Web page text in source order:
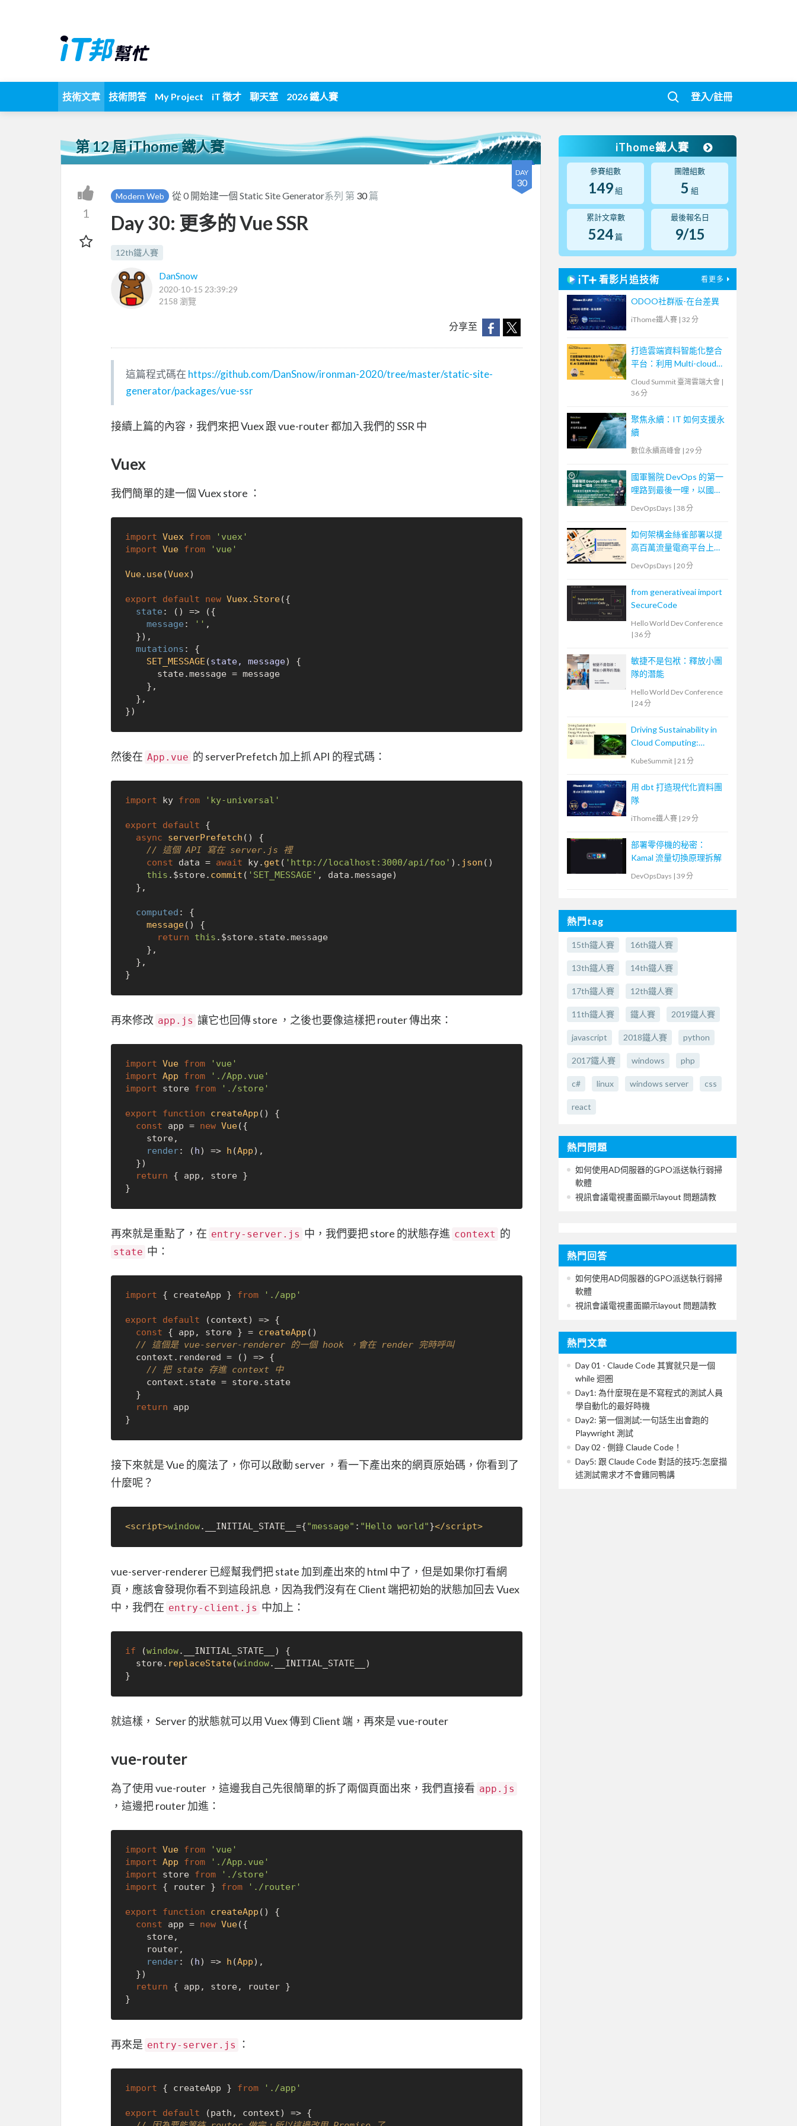
技術文章 技術問答 My Project iT 徵才 聊天室 2026 鐵人賽 登入/註冊
第 12 屆 iThome 鐵人賽
DAY
30
1
Modern Web 從 0 開始建一個 Static Site Generator系列 第 30篇
Day 30: 更多的 Vue SSR
12th鐵人賽
DanSnow
2020-10-15 23:39:29
2158 瀏覽
分享至
這篇程式碼在 https://github.com/DanSnow/ironman-2020/tree/master/static-site-
generator/packages/vue-ssr
接續上篇的內容，我們來把 Vuex 跟 vue-router 都加入我們的 SSR 中
Vuex
我們簡單的建一個 Vuex store ：
import Vuex from
'vuex'
import Vue from 'vue'
Vue. use(Vuex)
export default new Vuex. Store({
state : () => ({
message : '' ,
mutations : {
SET_MESSAGE (state, message) {
      state.
message = message
然後在 App.vue 的 serverPrefetch 加上抓 API 的程式碼：
import ky from 'ky-universal'
export default {
async
serverPrefetch ( ) {
// 這個 API 寫在 server.js 裡
const data = await ky. get ( 'http://localhost:3000/api/foo' ). json ()
this . $store. commit ( 'SET_MESSAGE' , data.message)
computed : {
message( ) {
return
this . $store. state.message
再來修改 app.js 讓它也回傳 store ，之後也要像這樣把 router 傳出來：
import Vue from
'vue'
import App from
'./App.vue'
import store from './store'
export function createApp ( ) {
const app = new Vue({
render: (h) => h (App),
return { app, store }
再來就是重點了，在 entry-server.js 中，我們要把 store 的狀態存進 context 的
state 中：
import { createApp } from './app'
export default (context) => {
const { app, store } = createApp ()
// 這個是 vue-server-renderer 的一個 hook ，會在 render 完時呼叫
  context.
rendered = () => {
// 把 state 存進 context 中
    context.
state = store. state
return app
接下來就是 Vue 的魔法了，你可以啟動 server ，看一下產出來的網頁原始碼，你看到了
什麼呢？
<script>window. __INITIAL_STATE__ ={"message" : "Hello world"}</script>
vue-server-renderer 已經幫我們把 state 加到產出來的 html 中了，但是如果你打看網
頁，應該會發現你看不到這段訊息，因為我們沒有在 Client 端把初始的狀態加回去 Vuex
中，我們在 entry-client.js 中加上：
if (window. __INITIAL_STATE__
) {
  store.
replaceState(window. __INITIAL_STATE__
)
就這樣， Server 的狀態就可以用 Vuex 傳到 Client 端，再來是 vue-router
vue-router
為了使用 vue-router ，這邊我自己先很簡單的拆了兩個頁面出來，我們直接看 app.js
，這邊把 router 加進：
import Vue from
'vue'
import App from
'./App.vue'
import store from
'./store'
import { router } from './router'
export function createApp ( ) {
const app = new Vue({
render: (h) => h (App),
return { app, store, router }
再來是 entry-server.js ：
import { createApp } from './app'
export default (path, context) => {
iThome鐵人賽
參賽組數
149組
團體組數
5 組
累計文章數
524 篇
最後報名日
9/15
看影片追技術 看更多
ODOO社群版-在台差異
iThome鐵人賽 | 32 分
打造雲端資料智能化整合
平台：利用 Multi-cloud
Data、Databricks ETL 和
AI 加速數據價值創造
Cloud Summit 臺灣雲端大會 |
36 分
聚焦永續：IT 如何支援永
續
數位永續高峰會 | 29 分
國軍醫院 DevOps 的第一
哩路到最後一哩，以國軍
高雄總醫院為例
DevOpsDays | 38 分
如何架構金絲雀部署以提
高百萬流量電商平台上版
DevOpsDays | 20 分
from generativeai import
SecureCode
Hello World Dev Conference
| 36 分
敏捷不是包袱：釋放小團
隊的潛能
Hello World Dev Conference
| 24 分
Driving Sustainability in
Cloud Computing:
Energy Monitoring with
KubeSummit | 21 分
用 dbt 打造現代化資料團
隊
iThome鐵人賽 | 29 分
部署零停機的秘密：
Kamal 流量切換原理拆解
DevOpsDays | 39 分
熱門tag
15th鐵人賽 16th鐵人賽
13th鐵人賽 14th鐵人賽
17th鐵人賽 12th鐵人賽
11th鐵人賽 鐵人賽 2019鐵人賽
javascript 2018鐵人賽 python
2017鐵人賽 windows php
c# linux windows server css
react
熱門問題
如何使用AD伺服器的GPO派送執行弱掃
軟體
視訊會議電視畫面顯示layout 問題請教
熱門回答
如何使用AD伺服器的GPO派送執行弱掃
軟體
視訊會議電視畫面顯示layout 問題請教
熱門文章
Day 01 - Claude Code 其實就只是一個
while 迴圈
Day1: 為什麼現在是不寫程式的測試人員
學自動化的最好時機
Day2: 第一個測試:一句話生出會跑的
Playwright 測試
Day 02 - 側錄 Claude Code！
Day5: 跟 Claude Code 對話的技巧:怎麼描
述測試需求才不會雞同鴨講